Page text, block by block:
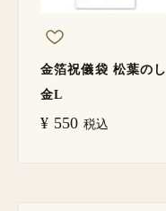
金箔祝儀袋 松葉のし
金L
¥ 550 税込